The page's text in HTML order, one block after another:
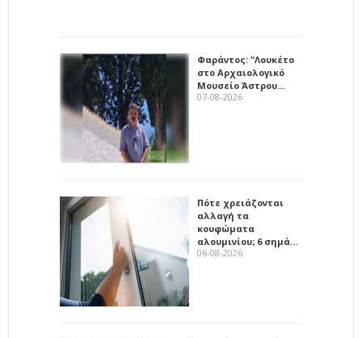
Φαράντος: "Λουκέτο
στο Αρχαιολογικό
Μουσείο Άστρου…
07-08-2026
Πότε χρειάζονται
αλλαγή τα
κουφώματα
αλουμινίου; 6 σημά…
06-08-2026